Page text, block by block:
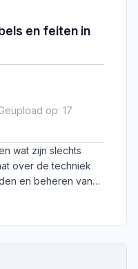
en feiten in
op: 17
wat zijn slechts
over de techniek
en beheren van
heeft het